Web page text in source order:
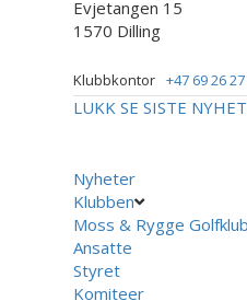
Evjetangen 15
1570 Dilling
Klubbkontor +47 69 26
LUKK SE SISTE
Nyheter
Klubben
Moss & Rygge
Ansatte
Styret
Komiteer